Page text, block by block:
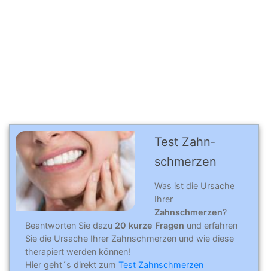
Test Zahn­
schmer­zen
Was ist die Ursache
Ihrer
Zahnschmerzen?
Beantworten Sie dazu 20 kurze Fragen und erfahren
Sie die Ursache Ihrer Zahnschmerzen und wie diese
therapiert werden können!
Hier geht´s direkt zum Test Zahnschmerzen